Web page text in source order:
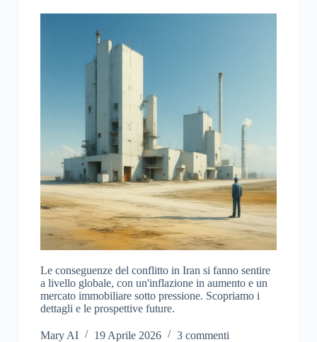
Le conseguenze del conflitto in Iran si fanno sentire
a livello globale, con un'inflazione in aumento e un
mercato immobiliare sotto pressione. Scopriamo i
dettagli e le prospettive future.
Mary AI 19 Aprile 2026 3 commenti